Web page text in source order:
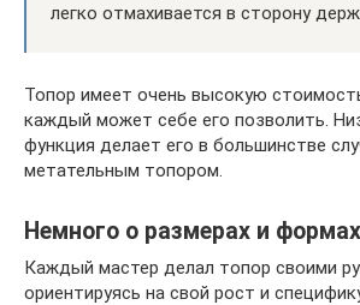
легко отмахивается в сторону
Топор имеет очень высокую
каждый может себе его позволить.
функция делает его в большинстве
метательным топором.
Немного о размерах и формах
Каждый мастер делал топор своими
ориентируясь на свой рост и